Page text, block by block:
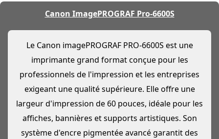
Canon ImagePROGRAF Pro-6600S
Le Canon imagePROGRAF PRO-6600S est une
imprimante grand format conçue pour les
professionnels de l'impression et les entreprises
exigeant une qualité supérieure. Elle offre une
largeur d'impression de 60 pouces, idéale pour les
affiches, bannières et supports artistiques. Son
système d'encre pigmentée avancé garantit des